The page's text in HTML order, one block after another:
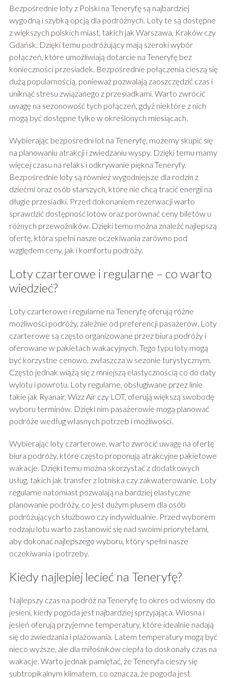
Bezpośrednie loty z Polski na Teneryfę są najbardziej
wygodną i szybką opcją dla podróżnych. Loty te są dostępne
z większych polskich miast, takich jak Warszawa, Kraków czy
Gdańsk. Dzięki temu podróżujący mają szeroki wybór
połączeń, które umożliwiają dotarcie na Teneryfę bez
konieczności przesiadek. Bezpośrednie połączenia cieszą się
dużą popularnością, ponieważ pozwalają zaoszczędzić czas i
uniknąć stresu związanego z przesiadkami. Warto zwrócić
uwagę na sezonowość tych połączeń, gdyż niektóre z nich
mogą być dostępne tylko w określonych miesiącach.
Wybierając bezpośredni lot na Teneryfę, możemy skupić się
na planowaniu atrakcji i zwiedzaniu wyspy. Dzięki temu mamy
więcej czasu na relaks i odkrywanie piękna Teneryfy.
Bezpośrednie loty są również wygodniejsze dla rodzin z
dziećmi oraz osób starszych, które nie chcą tracić energii na
długie przesiadki. Przed dokonaniem rezerwacji warto
sprawdzić dostępność lotów oraz porównać ceny biletów u
różnych przewoźników. Dzięki temu można znaleźć najlepszą
ofertę, która spełni nasze oczekiwania zarówno pod
względem ceny, jak i komfortu podróży.
Loty czarterowe i regularne – co warto
wiedzieć?
Loty czarterowe i regularne na Teneryfę oferują różne
możliwości podróży, zależnie od preferencji pasażerów. Loty
czarterowe są często organizowane przez biura podróży i
oferowane w pakietach wakacyjnych. Tego typu loty mogą
być korzystne cenowo, zwłaszcza w sezonie turystycznym.
Często jednak wiążą się z mniejszą elastycznością co do daty
wylotu i powrotu. Loty regularne, obsługiwane przez linie
takie jak Ryanair, Wizz Air czy LOT, oferują większą swobodę
wyboru terminów. Dzięki nim pasażerowie mogą planować
podróże według własnych potrzeb i możliwości.
Wybierając loty czarterowe, warto zwrócić uwagę na ofertę
biura podróży, które często proponują atrakcyjne pakietowe
wakacje. Dzięki temu można skorzystać z dodatkowych
usług, takich jak transfer z lotniska czy zakwaterowanie. Loty
regularne natomiast pozwalają na bardziej elastyczne
planowanie podróży, co jest dużym plusem dla osób
podróżujących służbowo czy indywidualnie. Przed wyborem
rodzaju lotu warto zastanowić się nad swoimi priorytetami,
aby dokonać najlepszego wyboru, który spełni nasze
oczekiwania i potrzeby.
Kiedy najlepiej lecieć na Teneryfę?
Najlepszy czas na podróż na Teneryfę to okres od wiosny do
jesieni, kiedy pogoda jest najbardziej sprzyjająca. Wiosna i
jesień oferują przyjemne temperatury, które idealnie nadają
się do zwiedzania i plażowania. Latem temperatury mogą być
nieco wyższe, ale dla miłośników ciepła to doskonały czas na
wakacje. Warto jednak pamiętać, że Teneryfa cieszy się
subtropikalnym klimatem, co oznacza, że pogoda jest